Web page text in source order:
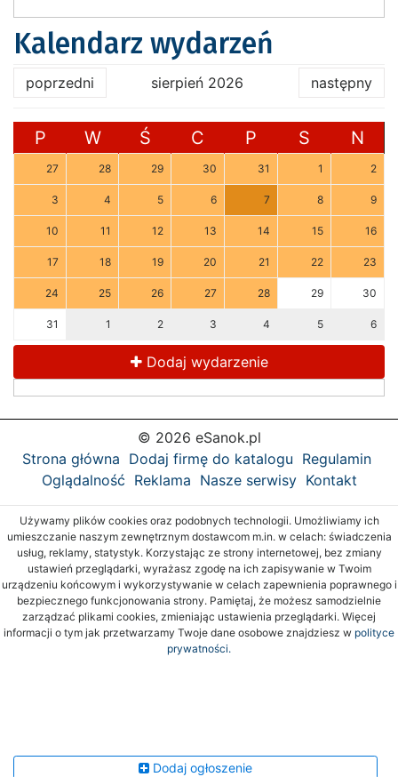
Kalendarz wydarzeń
poprzedni sierpień 2026 następny
P W Ś C P S N
27 28 29 30 31 1 2
3 4 5 6 7 8 9
10 11 12 13 14 15 16
17 18 19 20 21 22 23
24 25 26 27 28 29 30
31 1 2 3 4 5 6
Dodaj wydarzenie
© 2026 eSanok.pl
Strona główna Dodaj firmę do katalogu Regulamin
Oglądalność Reklama Nasze serwisy Kontakt
Używamy plików cookies oraz podobnych technologii. Umożliwiamy ich
umieszczanie naszym zewnętrznym dostawcom m.in. w celach: świadczenia
usług, reklamy, statystyk. Korzystając ze strony internetowej, bez zmiany
ustawień przeglądarki, wyrażasz zgodę na ich zapisywanie w Twoim
urządzeniu końcowym i wykorzystywanie w celach zapewnienia poprawnego i
bezpiecznego funkcjonowania strony. Pamiętaj, że możesz samodzielnie
zarządzać plikami cookies, zmieniając ustawienia przeglądarki. Więcej
informacji o tym jak przetwarzamy Twoje dane osobowe znajdziesz w polityce
prywatności.
Dodaj ogłoszenie